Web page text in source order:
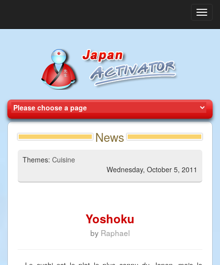
News
Themes: Cuisine
Wednesday, October 5, 2011
Yoshoku
by Raphael